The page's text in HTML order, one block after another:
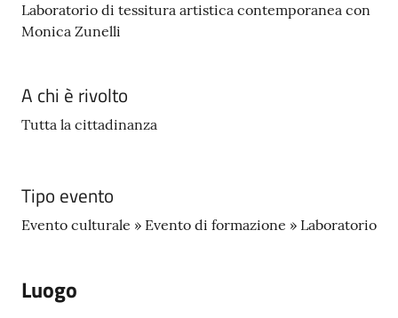
l
b
r
e
r
o
l
Laboratorio di tessitura artistica contemporanea con
Monica Zunelli
A chi è rivolto
Tutta la cittadinanza
Tipo evento
Evento culturale » Evento di formazione » Laboratorio
Luogo